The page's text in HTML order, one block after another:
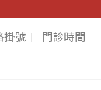
掛號 門診時間